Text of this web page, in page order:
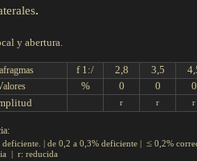
.
y abertura.
f 1:/ 2,8 3,5
% 0 0
0
r r r
| de 0,2 a 0,3% deficiente | ≤ 0,2%
reducida